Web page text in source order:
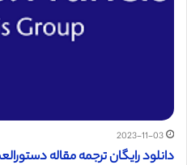
2023-11-03